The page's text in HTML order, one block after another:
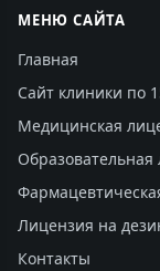
МЕНЮ САЙТА
Главная
Сайт клиники по
Медицинская
Образовательная
Лицензия на
Контакты